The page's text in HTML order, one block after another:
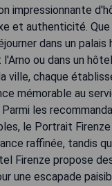
impressionnante
et authenticité. Que
dans un palais
ou dans un
ville, chaque
mémorable au
les
le Portrait
raffinée, tandis
Firenze propose
une escapade